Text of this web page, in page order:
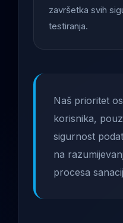
završetka svih
testiranja.
Naš prioritet
korisnika,
sigurnost
na
procesa